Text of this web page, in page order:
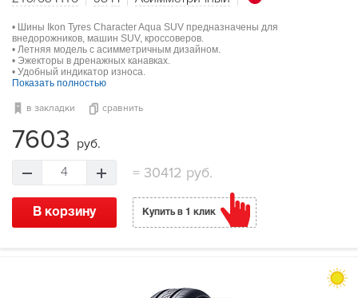
• Шины Ikon Tyres Character Aqua SUV предназначены для
внедорожников, машин SUV, кроссоверов.
• Летняя модель с асимметричным дизайном.
• Эжекторы в дренажных канавках.
• Удобный индикатор износа.
Показать полностью
в закладки сравнить
7603 руб.
4 =30412 руб.
В корзину Купить в 1 клик